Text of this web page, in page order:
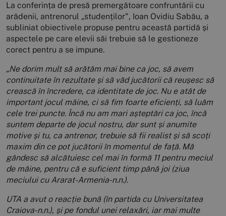
La conferința de presă premergătoare confruntării cu
arădenii, antrenorul „studenților", Ioan Ovidiu Sabău, a
subliniat obiectivele propuse pentru această partidă și
aspectele pe care elevii săi trebuie să le gestioneze
corect pentru a se impune.
„Ne dorim mult să arătăm mai bine ca joc, să avem
continuitate în rezultate și să văd jucătorii că reușesc să
crească în încredere, ca identitate de joc. Nu e atât de
important jocul mâine, ci să fim foarte eficienți, să luăm
cele trei puncte. Încă nu am mari așteptări ca joc, încă
suntem departe de jocul nostru, dar sunt și anumite
motive și tu, ca antrenor, trebuie să fii realist și să scoți
maxim din ce pot jucătorii în momentul de față. Mă
gândesc să alcătuiesc cel mai în formă 11 pentru meciul
de mâine, pentru că e suficient timp până joi (ziua
meciului cu Ararat-Armenia-n.n.).
UTA a avut o reacție bună (în partida cu Universitatea
Craiova-n.n.), și pe fondul unei relaxări, iar mai multe